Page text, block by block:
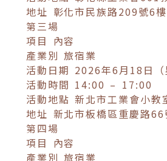
地址 彰化市民族路209號6樓
第三場
項目 內容
產業別 旅宿業
活動日期 2026年6月18日（
活動時間 14:00 – 17:00
活動地點 新北市工業會小教
地址 新北市板橋區重慶路66
第四場
項目 內容
產業別 旅宿業